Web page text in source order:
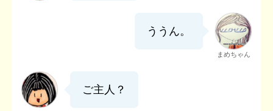
ううん。
まめちゃん
ご主人？